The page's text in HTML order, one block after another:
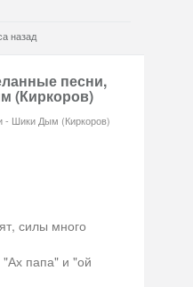
назад
песни,
(Киркоров)
- Шики Дым (Киркоров)
силы много
папа" и "ой